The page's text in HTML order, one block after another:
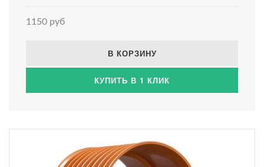
1150 руб
В КОРЗИНУ
КУПИТЬ В 1 КЛИК